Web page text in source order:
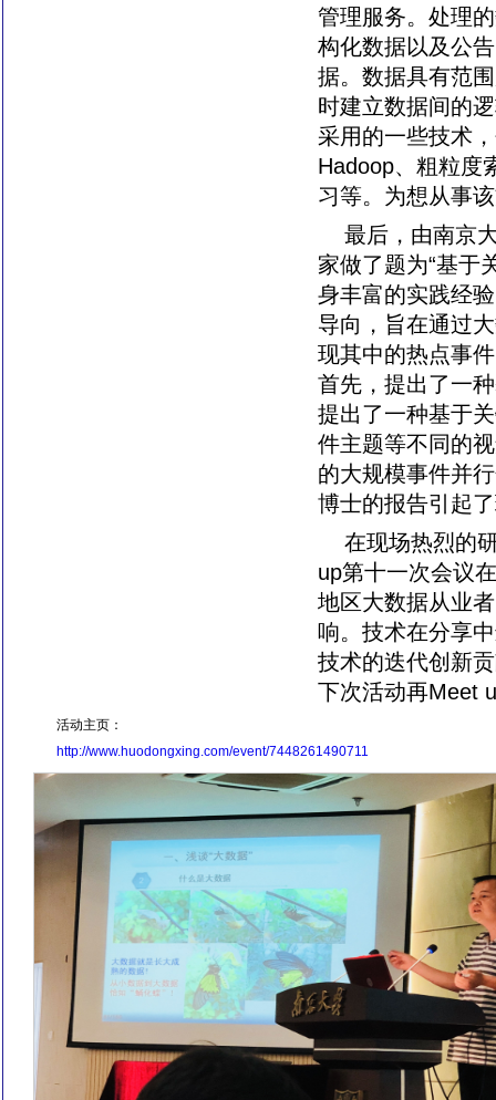
管理服务。处理
构化数据以及公
据。数据具有范
时建立数据间的
采用的一些技术
Hadoop、粗粒度
习等。为想从事
最后，由南京
家做了题为“基于
身丰富的实践经
导向，旨在通过
现其中的热点事
首先，提出了一
提出了一种基于
件主题等不同的
的大规模事件并
博士的报告引起
在现场热烈的
up第十一次会议
地区大数据从业
响。技术在分享
技术的迭代创新
下次活动再Meet
活动主页：
http://www.huodongxing.com/event/7448261490711